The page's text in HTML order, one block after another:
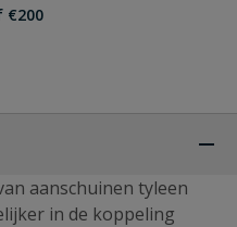
€200
aanschuinen tyleen
in de koppeling